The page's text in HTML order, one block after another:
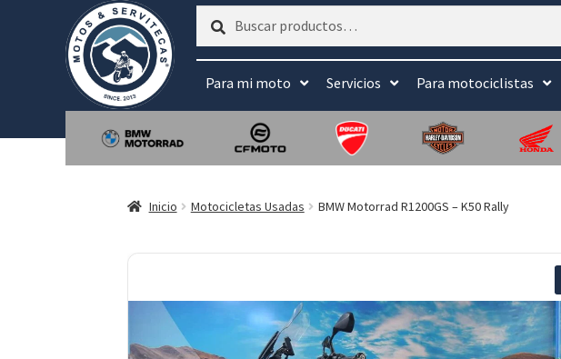
Buscar
Buscar
Para mi moto Servicios Para motociclistas
Inicio Motocicletas Usadas BMW Motorrad R1200GS – K50 Rally